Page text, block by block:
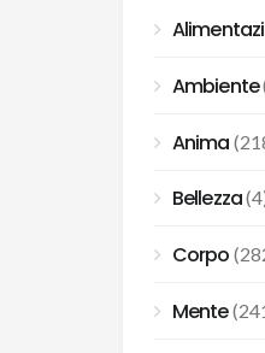
Ambiente
Anima
Bellezza
Corpo
Mente